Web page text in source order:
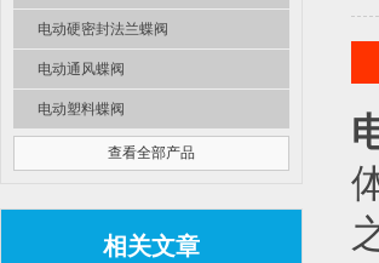
电动硬密封法兰蝶阀
电动通风蝶阀
电动塑料蝶阀
查看全部产品
相关文章